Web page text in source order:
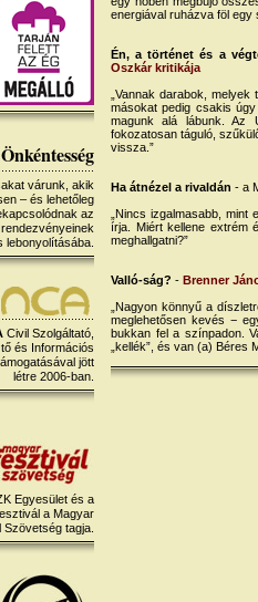
Önkéntesség
várunk, akik
– és lehetőleg
az
lebonyolításába.
Civil Szolgáltató,
és Információs
jött
létre 2006-ban.
Egyesület és a
a Magyar
Szövetség tagja.
energiával ruházva föl egy
Én, a történet és a
Oszkár kritikája
„Vannak darabok,
másokat pedig csakis
magunk alá lábunk. Az
fokozatosan táguló,
vissza.”
Ha átnézel a rivaldán - a
Nincs izgalmasabb, mint
írja. Miért kellene extrém
meghallgatni?”
Valló-ság? - Brenner
„Nagyon könnyű a
meglehetősen kevés −
bukkan fel a színpadon.
„kellék”, és van (a) Béres